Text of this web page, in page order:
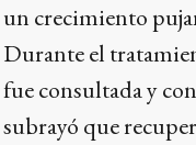
un crecimiento
Durante el
fue consultada y
subrayó que